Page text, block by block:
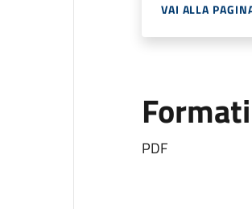
VAI ALLA
PDF